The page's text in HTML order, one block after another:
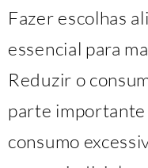
Fazer escolhas
essencial para
Reduzir o
parte importante
consumo